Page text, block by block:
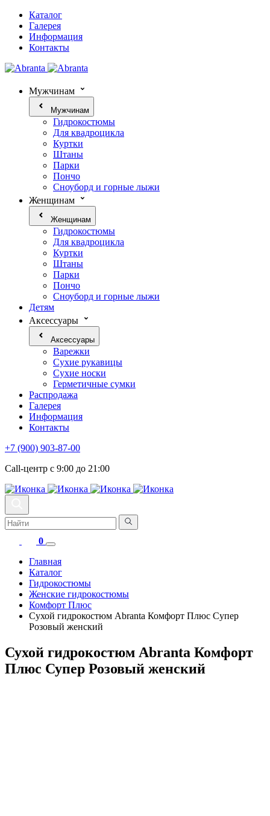
Каталог
Галерея
Информация
Контакты
Мужчинам
Мужчинам
Гидрокостюмы
Для квадроцикла
Куртки
Штаны
Парки
Пончо
Сноуборд и горные лыжи
Женщинам
Женщинам
Гидрокостюмы
Для квадроцикла
Куртки
Штаны
Парки
Пончо
Сноуборд и горные лыжи
Детям
Аксессуары
Аксессуары
Варежки
Сухие рукавицы
Сухие носки
Герметичные сумки
Распродажа
Галерея
Информация
Контакты
+7 (900) 903-87-00
Call-центр с 9:00 до 21:00
0
Главная
Каталог
Гидрокостюмы
Женские гидрокостюмы
Комфорт Плюс
Сухой гидрокостюм Abranta Комфорт Плюс Супер
Розовый женский
Сухой гидрокостюм Abranta Комфорт
Плюс Супер Розовый женский